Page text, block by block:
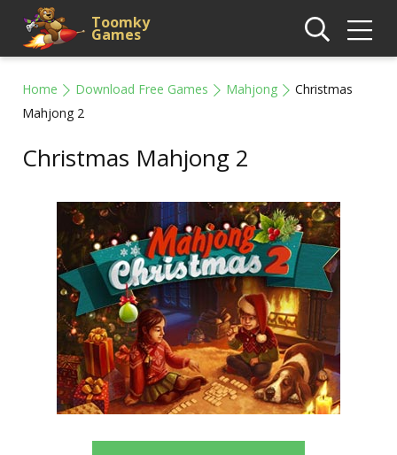
Toomky
Games
Home Download Free Games Mahjong
Christmas
Mahjong 2
Christmas Mahjong 2